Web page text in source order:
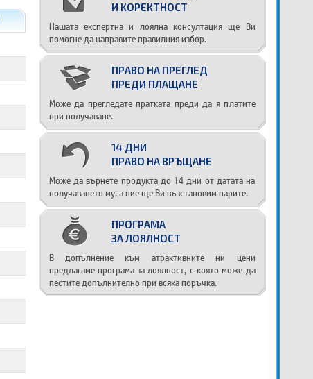
И КОРЕКТНОСТ
Нашата експертна и лоялна консултация ще Ви
помогне да направите правилния избор.
ПРАВО НА ПРЕГЛЕД
ПРЕДИ ПЛАЩАНЕ
Може да прегледате пратката преди да я платите
при получаване.
14 ДНИ
ПРАВО НА ВРЪЩАНЕ
Може да върнете продукта до 14 дни от датата на
получаването му, а ние ще Ви възстановим парите.
ПРОГРАМА
ЗА ЛОЯЛНОСТ
В допълнение към атрактивните ни цени
предлагаме програма за лоялност, с която може да
пестите допълнително при всяка поръчка.